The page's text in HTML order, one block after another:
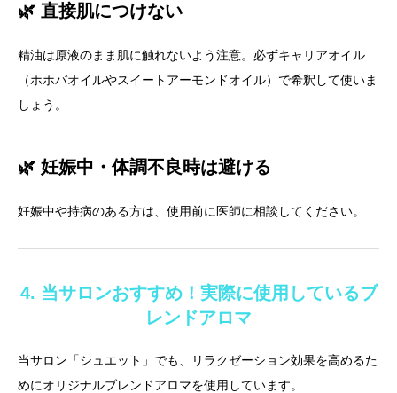
🌿 直接肌につけない
精油は原液のまま肌に触れないよう注意。必ずキャリアオイル
（ホホバオイルやスイートアーモンドオイル）で希釈して使いま
しょう。
🌿 妊娠中・体調不良時は避ける
妊娠中や持病のある方は、使用前に医師に相談してください。
4. 当サロンおすすめ！実際に使用しているブ
レンドアロマ
当サロン「シュエット」でも、リラクゼーション効果を高めるた
めにオリジナルブレンドアロマを使用しています。